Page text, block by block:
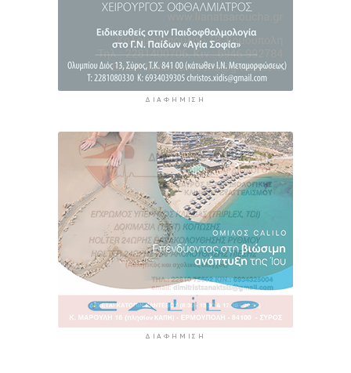
ΔΙΑΦΉΜΙΣΗ
ΔΙΑΦΉΜΙΣΗ